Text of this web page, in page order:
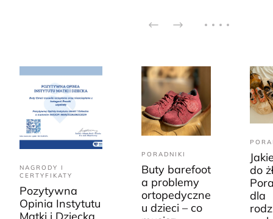
NAGRODY I
CERTYFIKATY
Pozytywna
Opinia Instytutu
PORADNIKI
Buty barefoot
a problemy
ortopedyczne
u dzieci – co
do
dla